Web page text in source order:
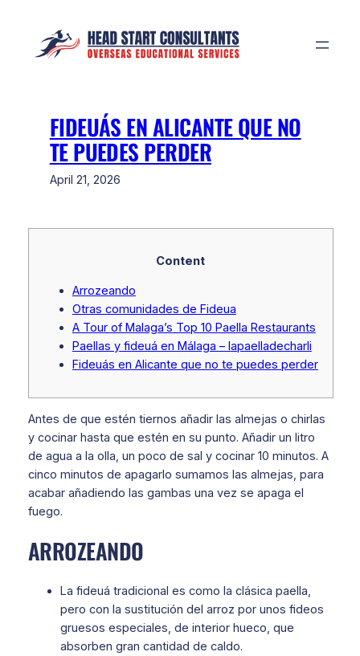
content
FIDEUÁS EN ALICANTE QUE NO
TE PUEDES PERDER
April 21, 2026
Content
Arrozeando
Otras comunidades de Fideua
A Tour of Malaga’s Top 10 Paella Restaurants
Paellas y fideuá en Málaga – lapaelladecharli
Fideuás en Alicante que no te puedes perder
Antes de que estén tiernos añadir las almejas o chirlas
y cocinar hasta que estén en su punto. Añadir un litro
de agua a la olla, un poco de sal y cocinar 10 minutos. A
cinco minutos de apagarlo sumamos las almejas, para
acabar añadiendo las gambas una vez se apaga el
fuego.
ARROZEANDO
La fideuá tradicional es como la clásica paella,
pero con la sustitución del arroz por unos fideos
gruesos especiales, de interior hueco, que
absorben gran cantidad de caldo.